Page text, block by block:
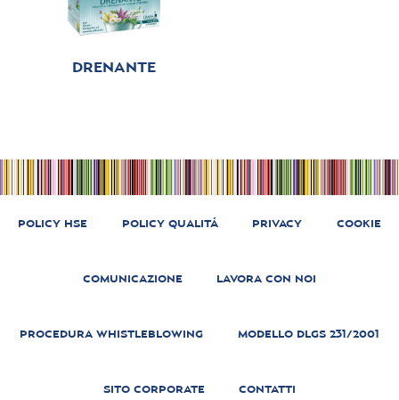
DRENANTE
POLICY HSE POLICY QUALITÁ PRIVACY COOKIE
COMUNICAZIONE LAVORA CON NOI
PROCEDURA WHISTLEBLOWING MODELLO DLGS 231/2001
SITO CORPORATE CONTATTI